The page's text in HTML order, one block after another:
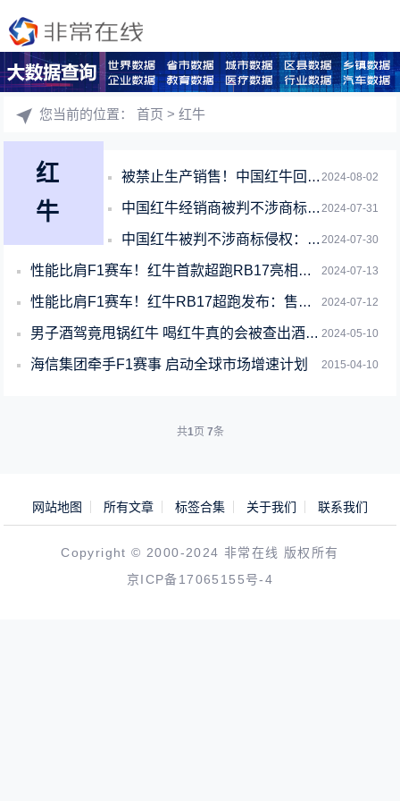
您当前的位置：首页 > 红牛
红
牛
2024-08-02
被禁止生产销售！中国红牛回应泰国天丝：坚决斗争、奉陪到底
2024-07-31
中国红牛经销商被判不涉商标侵权 天丝集团：将依法上诉
2024-07-30
中国红牛被判不涉商标侵权：驳回泰国天丝全部诉讼请求
2024-07-13
性能比肩F1赛车！红牛首款超跑RB17亮相：售价4600多万已卖光
2024-07-12
性能比肩F1赛车！红牛RB17超跑发布：售价高达4700万元
2024-05-10
男子酒驾竟甩锅红牛 喝红牛真的会被查出酒驾吗
2015-04-10
海信集团牵手F1赛事 启动全球市场增速计划
共1页 7条
网站地图 所有文章 标签合集 关于我们 联系我们
Copyright © 2000-2024 非常在线 版权所有
京ICP备17065155号-4